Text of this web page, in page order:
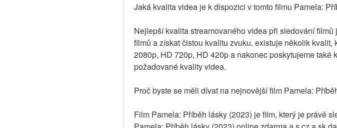
Jaká kvalita videa je k dispozici v tomto filmu Pamela:
Nejlepší kvalita streamovaného videa při sledování
filmů a získat čistou kvalitu zvuku. existuje několik
2080p, HD 720p, HD 420p a nakonec poskytujeme
požadované kvality videa.
Proč byste se měli dívat na nejnovější film Pamela:
Film Pamela: Příběh lásky (2023) je film, který je právě